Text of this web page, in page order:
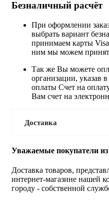
Безналичный расчёт
При оформлении
выбрать вариант
принимаем карты
ним мы можем
Так же Вы можете
организации, указав
оплаты Счет на
Вам счет на
Доставка
Уважаемые покупатели
Доставка товаров,
интернет-магазине нашей
городу - собственной